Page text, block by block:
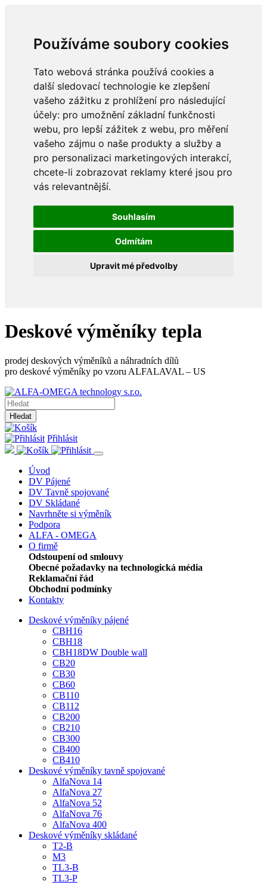
Používáme soubory cookies
Tato webová stránka používá cookies a
další sledovací technologie ke zlepšení
vašeho zážitku z prohlížení pro následující
účely: pro umožnění základní funkčnosti
webu, pro lepší zážitek z webu, pro měření
vašeho zájmu o naše produkty a služby a
pro personalizaci marketingových interakcí,
chcete-li zobrazovat reklamy které jsou pro
vás relevantnější.
Souhlasím
Odmítám
Upravit mé předvolby
Deskové výměníky tepla
prodej deskových výměníků a náhradních dílů
pro deskové výměníky po vzoru ALFALAVAL – US
Hledat
Přihlásit
Úvod
DV Pájené
DV Tavně spojované
DV Skládané
Navrhněte si výměník
Podpora
ALFA - OMEGA
O firmě
Odstoupení od smlouvy
Obecné požadavky na technologická média
Reklamační řád
Obchodní podmínky
Kontakty
Deskové výměníky pájené
CBH16
CBH18
CBH18DW Double wall
CB20
CB30
CB60
CB110
CB112
CB200
CB210
CB300
CB400
CB410
Deskové výměníky tavně spojované
AlfaNova 14
AlfaNova 27
AlfaNova 52
AlfaNova 76
AlfaNova 400
Deskové výměníky skládané
T2-B
M3
TL3-B
TL3-P